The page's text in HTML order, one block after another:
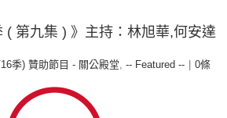
( 第九集 ) 》主持：林旭華,何安達
季) 贊助節目 - 關公殿堂, -- Featured --
0條